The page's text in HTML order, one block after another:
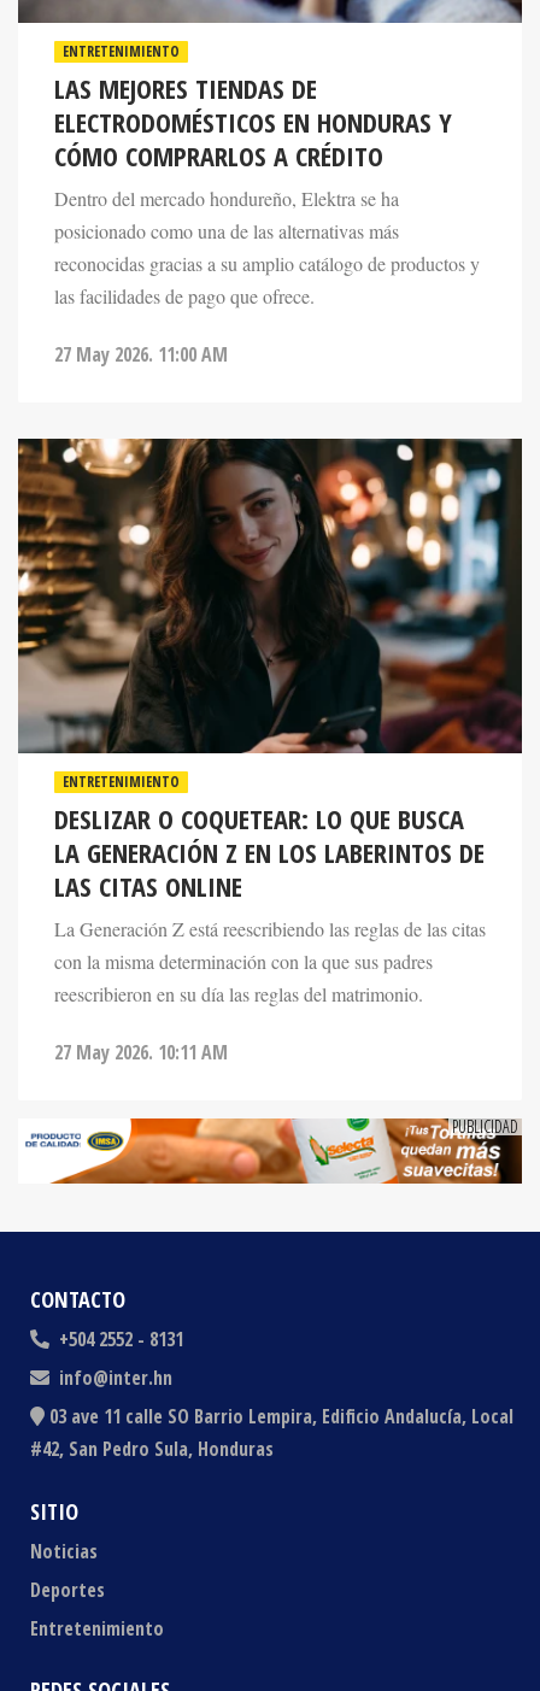
LAS MEJORES TIENDAS DE
ELECTRODOMÉSTICOS EN HONDURAS Y
CÓMO COMPRARLOS A CRÉDITO
Dentro del mercado hondureño, Elektra se ha
posicionado como una de las alternativas más
reconocidas gracias a su amplio catálogo de productos y
las facilidades de pago que ofrece.
ENTRETENIMIENTO
DESLIZAR O COQUETEAR: LO QUE BUSCA
LA GENERACIÓN Z EN LOS LABERINTOS DE
LAS CITAS ONLINE
La Generación Z está reescribiendo las reglas de las citas
con la misma determinación con la que sus padres
reescribieron en su día las reglas del matrimonio.
CONTACTO
+504 2552 - 8131
info@inter.hn
03 ave 11 calle SO Barrio Lempira, Edificio Andalucía, Local
#42, San Pedro Sula, Honduras
SITIO
Noticias
Deportes
Entretenimiento